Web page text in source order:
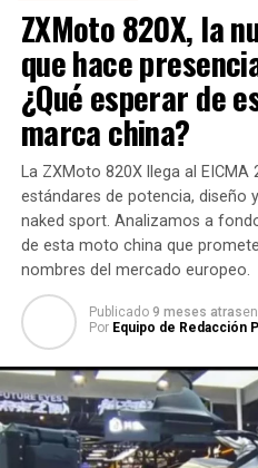
ZXMoto 820X, la
que hace
¿Qué esperar de
marca china?
La ZXMoto 820X llega al
estándares de potencia, diseño
naked sport. Analizamos a
de esta moto china que
nombres del mercado europeo.
Publicado 9 meses atrasen
Por Equipo de Redacción